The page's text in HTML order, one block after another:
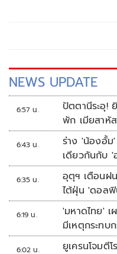
NEWS UPDATE
6:57 น.
ปัตตานีระอุ!
พัก เมียสาหัส
6:43 น.
ร่าง 'น้องอั้ม' ลูก
เดียวกันกับ '
เป็นทหารเรือ
6:35 น.
อุตุฯ เตือนฝ
ไต้ฝุ่น 'ดอล
6:19 น.
'มหาดไทย' เ
มีเหตุกระท
6:02 น.
ยูเครนโจมตี